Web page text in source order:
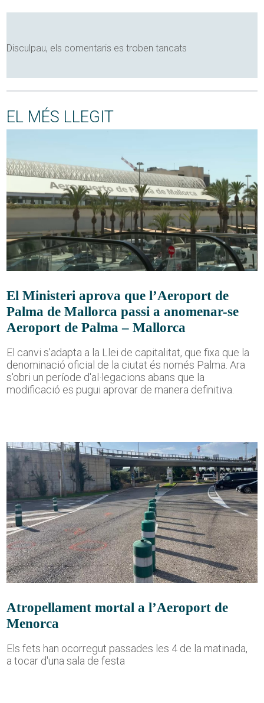
Disculpau, els comentaris es troben tancats
EL MÉS LLEGIT
El Ministeri aprova que l’Aeroport de
Palma de Mallorca passi a anomenar-se
Aeroport de Palma – Mallorca
El canvi s'adapta a la Llei de capitalitat, que fixa que la
denominació oficial de la ciutat és només Palma. Ara
s'obri un període d'al·legacions abans que la
modificació es pugui aprovar de manera definitiva.
Atropellament mortal a l’Aeroport de
Menorca
Els fets han ocorregut passades les 4 de la matinada,
a tocar d'una sala de festa